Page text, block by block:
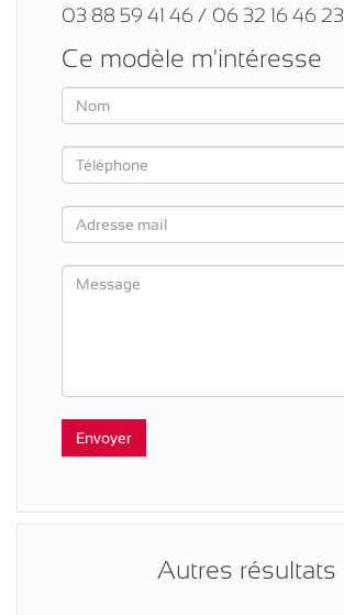
03 88 59 41 46 / 06 32 16 46 23
Ce modèle m'intéresse
Autres résultats